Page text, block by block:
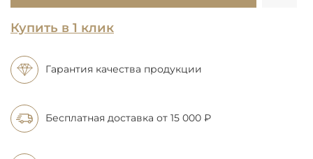
Купить в 1 клик
Гарантия качества продукции
Бесплатная доставка от 15 000 ₽